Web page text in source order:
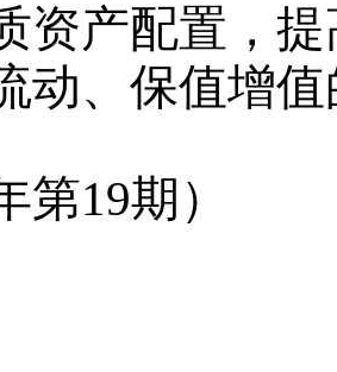
资产配置，
动、保值增
第19期）